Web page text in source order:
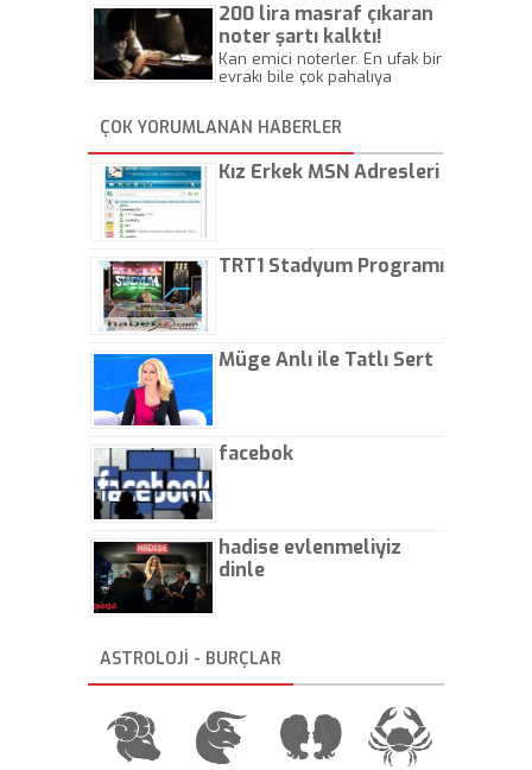
200 lira masraf çıkaran
noter şartı kalktı!
Kan emici noterler. En ufak bir
evrakı bile çok pahalıya
kaptırıyorsunuz. - Kayhan
Gezenti
ÇOK YORUMLANAN HABERLER
Kız Erkek MSN Adresleri
TRT1 Stadyum Programı
Müge Anlı ile Tatlı Sert
facebok
hadise evlenmeliyiz
dinle
ASTROLOJİ - BURÇLAR